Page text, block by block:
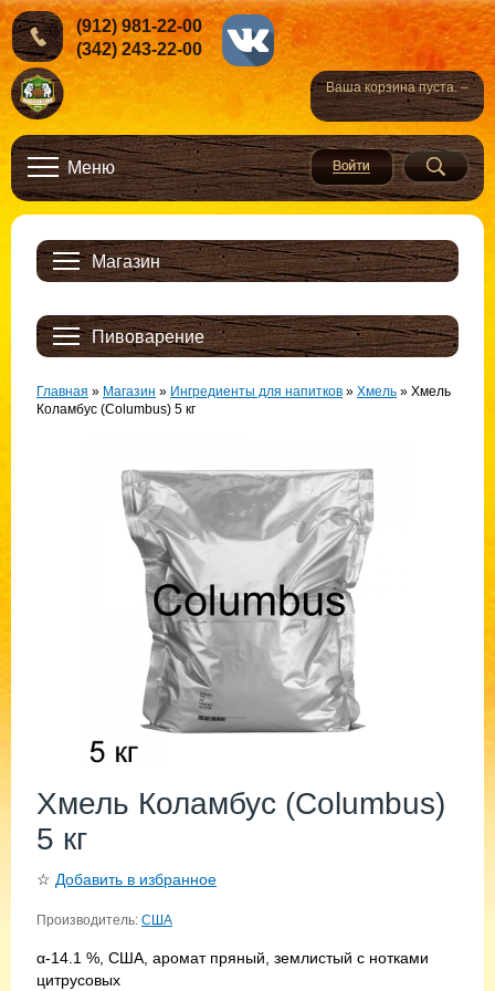
Ваша корзина пуста. –
(912) 981-22-00
(342) 243-22-00
Меню
Магазин
Пивоварение
Главная » Магазин » Ингредиенты для напитков » Хмель » Хмель
Коламбус (Columbus) 5 кг
Хмель Коламбус (Columbus)
5 кг
☆ Добавить в избранное
Производитель: США
α-14.1 %, США, аромат пряный, землистый с нотками
цитрусовых